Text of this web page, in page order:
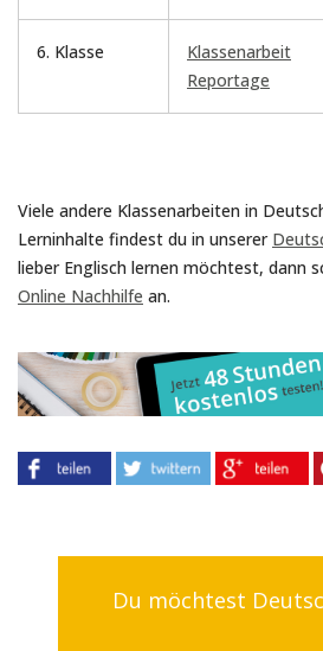
6. Klasse
Klassenarbeit
Reportage
Viele andere Klassenarbeiten in
Lerninhalte findest du in unserer
lieber Englisch lernen möchtest, dann
Online Nachhilfe an.
Du möchtest